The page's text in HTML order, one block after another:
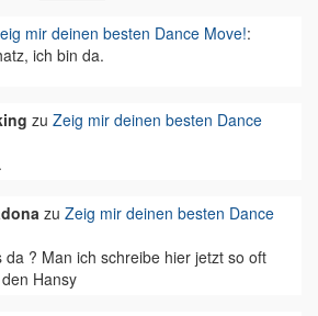
mir deinen besten Dance Move!:
ich bin da.
zu Zeig mir deinen besten Dance
zu Zeig mir deinen besten Dance
da ? Man ich schreibe hier jetzt so oft
Hansy